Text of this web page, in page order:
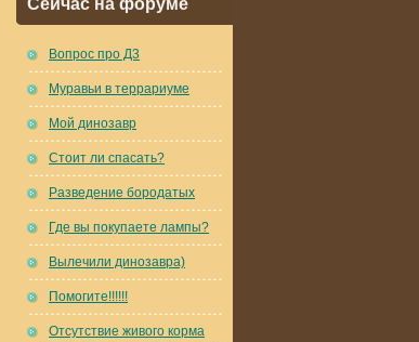
Сейчас на форуме
Вопрос про Д3
Муравьи в террариуме
Мой динозавр
Стоит ли спасать?
Разведение бородатых
Где вы покупаете лампы?
Вылечили динозавра)
Помогите!!!!!!
Отсутствие живого корма